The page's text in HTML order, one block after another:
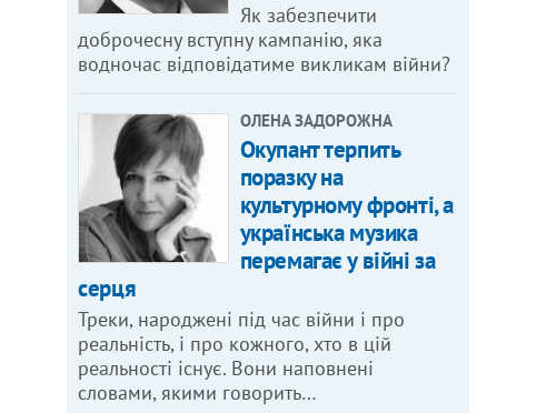
Як забезпечити
доброчесну вступну кампанію, яка
водночас відповідатиме викликам війни?
ОЛЕНА ЗАДОРОЖНА
Окупант терпить
поразку на
культурному фронті, а
українська музика
перемагає у війні за
серця
Треки, народжені під час війни і про
реальність, і про кожного, хто в цій
реальності існує. Вони наповнені
словами, якими говорить…